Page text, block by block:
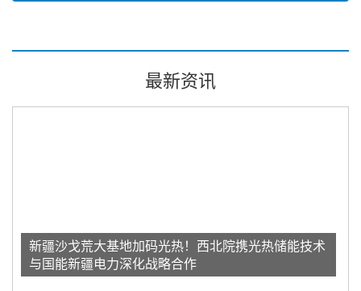
最新资讯
新疆沙戈荒大基地加码光热！西北院携光热储能技术
与国能新疆电力深化战略合作